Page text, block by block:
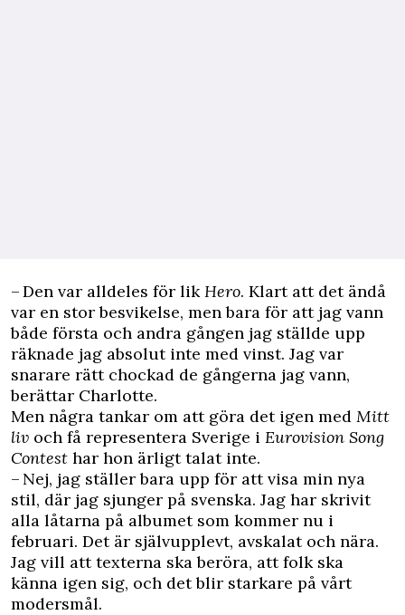
– Den var alldeles för likHero. Klart att det ändå
var en stor besvikelse, men bara för att jag vann
både första och andra gången jag ställde upp
räknade jag absolut inte med vinst. Jag var
snarare rätt chockad de gångerna jag vann,
berättar Charlotte.
Men några tankar om att göra det igen med Mitt
liv och få representera Sverige i Eurovision Song
Contest har hon ärligt talat inte.
– Nej, jag ställer bara upp för att visa min nya
stil, där jag sjunger på svenska. Jag har skrivit
alla låtarna på albumet som kommer nu i
februari. Det är självupplevt, avskalat och nära.
Jag vill att texterna ska beröra, att folk ska
känna igen sig, och det blir starkare på vårt
modersmål.